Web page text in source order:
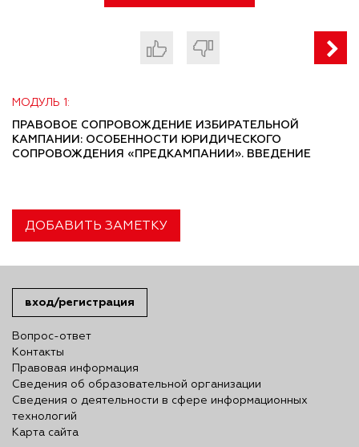
МОДУЛЬ 1:
ПРАВОВОЕ СОПРОВОЖДЕНИЕ ИЗБИРАТЕЛЬНОЙ
КАМПАНИИ: ОСОБЕННОСТИ ЮРИДИЧЕСКОГО
СОПРОВОЖДЕНИЯ «ПРЕДКАМПАНИИ». ВВЕДЕНИЕ
ДОБАВИТЬ ЗАМЕТКУ
вход/регистрация
Вопрос-ответ
Контакты
Правовая информация
Сведения об образовательной организации
Сведения о деятельности в сфере информационных
технологий
Карта сайта